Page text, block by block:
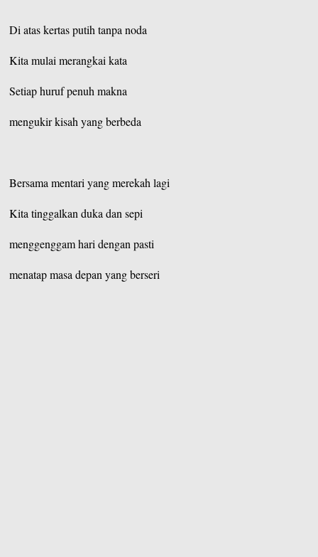
Di atas kertas putih tanpa noda
Kita mulai merangkai kata
Setiap huruf penuh makna
mengukir kisah yang berbeda
Bersama mentari yang merekah lagi
Kita tinggalkan duka dan sepi
menggenggam hari dengan pasti
menatap masa depan yang berseri